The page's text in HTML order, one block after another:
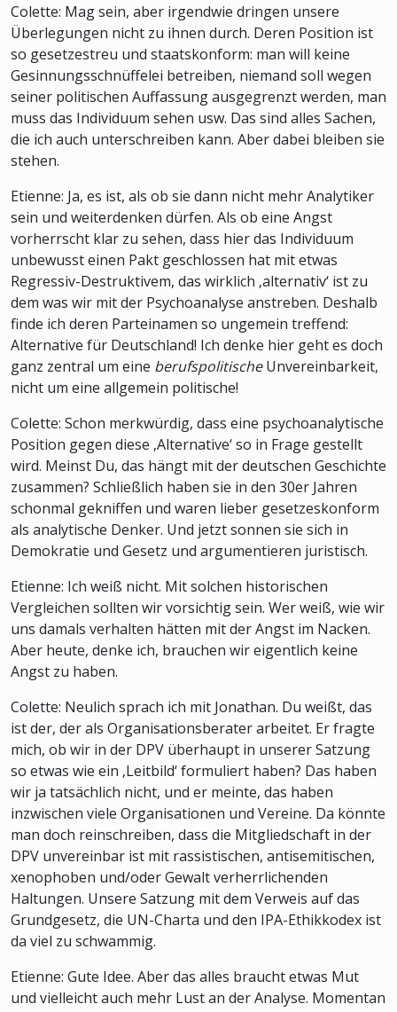
Colette: Mag sein, aber irgendwie dringen unsere
Überlegungen nicht zu ihnen durch. Deren Position ist
so gesetzestreu und staatskonform: man will keine
Gesinnungsschnüffelei betreiben, niemand soll wegen
seiner politischen Auffassung ausgegrenzt werden, man
muss das Individuum sehen usw. Das sind alles Sachen,
die ich auch unterschreiben kann. Aber dabei bleiben sie
stehen.
Etienne: Ja, es ist, als ob sie dann nicht mehr Analytiker
sein und weiterdenken dürfen. Als ob eine Angst
vorherrscht klar zu sehen, dass hier das Individuum
unbewusst einen Pakt geschlossen hat mit etwas
Regressiv-Destruktivem, das wirklich ‚alternativ‘ ist zu
dem was wir mit der Psychoanalyse anstreben. Deshalb
finde ich deren Parteinamen so ungemein treffend:
Alternative für Deutschland! Ich denke hier geht es doch
ganz zentral um eine berufspolitischeUnvereinbarkeit,
nicht um eine allgemein politische!
Colette: Schon merkwürdig, dass eine psychoanalytische
Position gegen diese ‚Alternative‘ so in Frage gestellt
wird. Meinst Du, das hängt mit der deutschen Geschichte
zusammen? Schließlich haben sie in den 30er Jahren
schonmal gekniffen und waren lieber gesetzeskonform
als analytische Denker. Und jetzt sonnen sie sich in
Demokratie und Gesetz und argumentieren juristisch.
Etienne: Ich weiß nicht. Mit solchen historischen
Vergleichen sollten wir vorsichtig sein. Wer weiß, wie wir
uns damals verhalten hätten mit der Angst im Nacken.
Aber heute, denke ich, brauchen wir eigentlich keine
Angst zu haben.
Colette: Neulich sprach ich mit Jonathan. Du weißt, das
ist der, der als Organisationsberater arbeitet. Er fragte
mich, ob wir in der DPV überhaupt in unserer Satzung
so etwas wie ein ‚Leitbild‘ formuliert haben? Das haben
wir ja tatsächlich nicht, und er meinte, das haben
inzwischen viele Organisationen und Vereine. Da könnte
man doch reinschreiben, dass die Mitgliedschaft in der
DPV unvereinbar ist mit rassistischen, antisemitischen,
xenophoben und/oder Gewalt verherrlichenden
Haltungen. Unsere Satzung mit dem Verweis auf das
Grundgesetz, die UN-Charta und den IPA-Ethikkodex ist
da viel zu schwammig.
Etienne: Gute Idee. Aber das alles braucht etwas Mut
und vielleicht auch mehr Lust an der Analyse. Momentan